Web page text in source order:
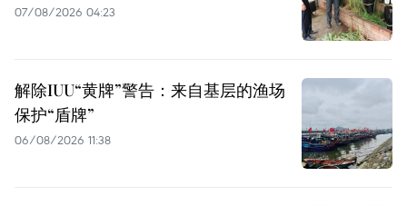
07/08/2026 04:23
解除IUU“黄牌”警告：来自基层的渔场
保护“盾牌”
06/08/2026 11:38